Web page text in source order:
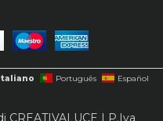
Português Español
CREATIVALUCE | P.Iva